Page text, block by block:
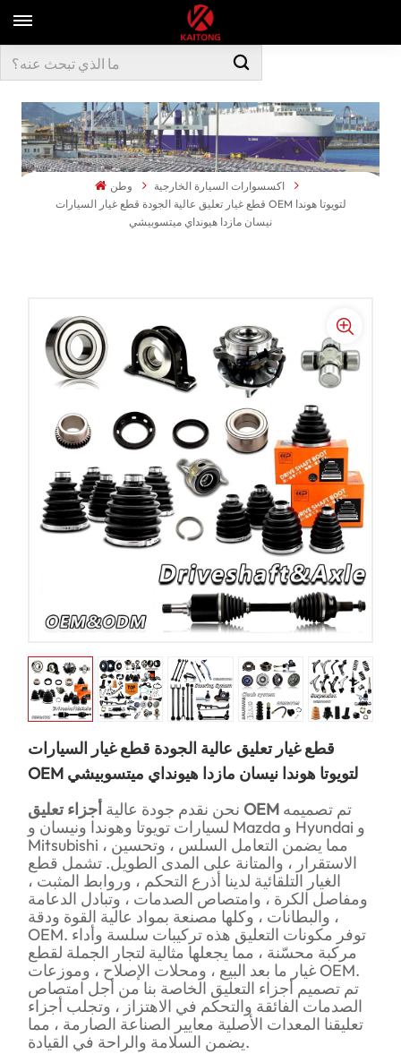
وطن
اكسسوارات السيارة الخارجية
قطع غيار تعليق عالية الجودة قطع غيار السيارات OEM لتويوتا هوندا
نيسان مازدا هيونداي ميتسوبيشي
قطع غيار تعليق عالية الجودة قطع غيار السيارات
OEM لتويوتا هوندا نيسان مازدا هيونداي ميتسوبيشي
نحن نقدم جودة عالية أجزاء تعليق OEM
لسيارات تويوتا وهوندا ونيسان و Mazda و Hyundai و
Mitsubishi ، مما يضمن التعامل السلس ، وتحسين
الاستقرار ، والمتانة على المدى الطويل. تشمل قطع
الغيار التلقائية لدينا أذرع التحكم ، وروابط المثبت ،
ومفاصل الكرة ، وامتصاص الصدمات ، وتبادل الدعامة
، والبطانات ، وكلها مصنعة بمواد عالية القوة ودقة
OEM. توفر مكونات التعليق هذه تركيبات سلسة وأداء
مركبة محسّنة ، مما يجعلها مثالية لتجار الجملة لقطع
غيار ما بعد البيع ، ومحلات الإصلاح ، وموزعات OEM.
تم تصميم أجزاء التعليق الخاصة بنا من أجل امتصاص
الصدمات الفائقة والتحكم في الاهتزاز ، وتجلب أجزاء
تعليقنا المعدات الأصلية معايير الصناعة الصارمة ، مما
يضمن السلامة والراحة في القيادة.